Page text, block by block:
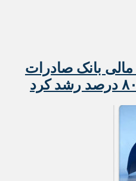
مالی بانک صادرات